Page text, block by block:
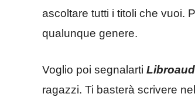
ascoltare tutti i titoli che vuoi.
qualunque genere.
Voglio poi segnalarti
ragazzi. Ti basterà scrivere